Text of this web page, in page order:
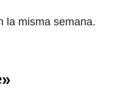
la misma semana.